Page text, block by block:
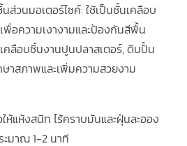
ส่วนมอเตอร์ไซค์: ใช้เป็นชั้นเคลือบ
พื่อความเงางามและป้องกันสีพื้น
คลือบชิ้นงานปูนปลาสเตอร์, ดินปั้น
าสภาพและเพิ่มความสวยงาม
ห้แห้งสนิท ไร้คราบมันและฝุ่นละออง
ะมาณ 1-2 นาที